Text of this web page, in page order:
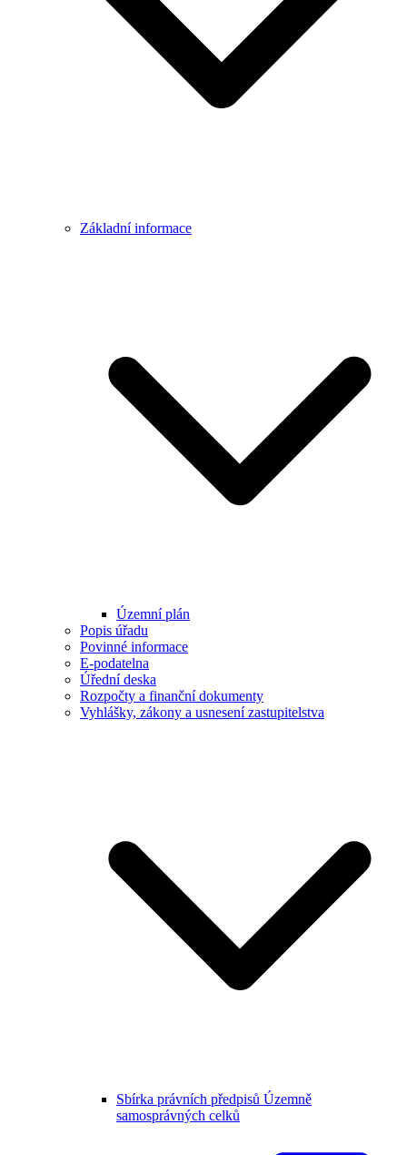
Základní informace
Územní plán
Popis úřadu
Povinné informace
E-podatelna
Úřední deska
Rozpočty a finanční dokumenty
Vyhlášky, zákony a usnesení zastupitelstva
Sbírka právních předpisů Územně
samosprávných celků